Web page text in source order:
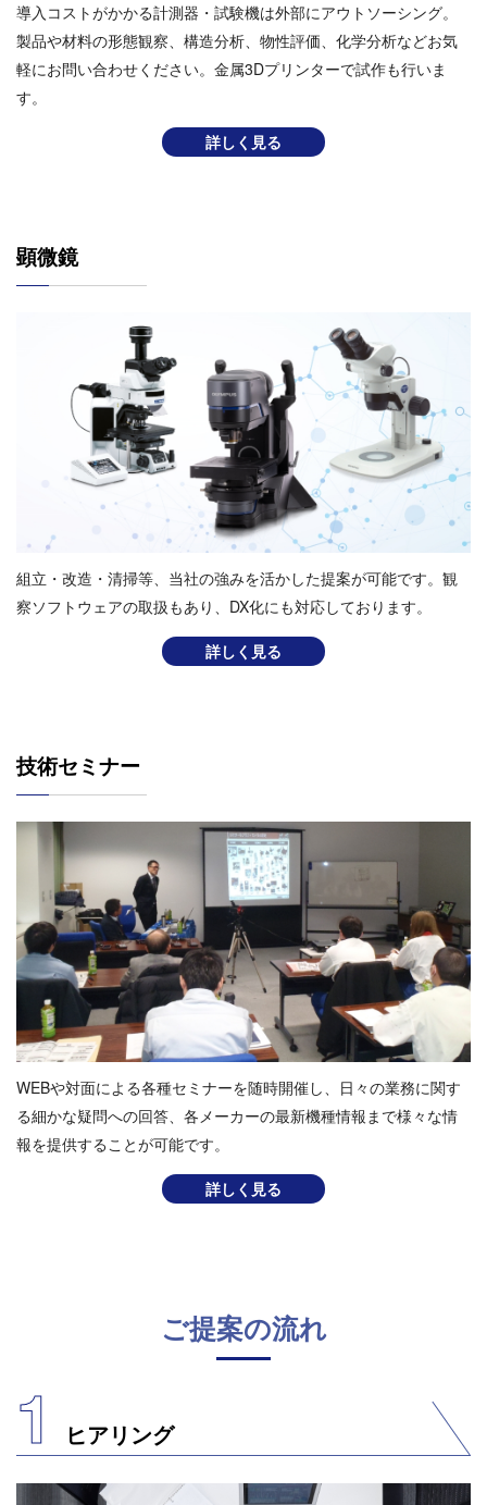
導⼊コストがかかる計測器・試験機は外部にアウトソーシング。
製品や材料の形態観察、構造分析、物性評価、化学分析などお気
軽にお問い合わせください。⾦属3Dプリンターで試作も⾏いま
す。
詳しく見る
顕微鏡
組⽴・改造・清掃等、当社の強みを活かした提案が可能です。観
察ソフトウェアの取扱もあり、DX化にも対応しております。
詳しく見る
技術セミナー
WEBや対⾯による各種セミナーを随時開催し、⽇々の業務に関す
る細かな疑問への回答、各メーカーの最新機種情報まで様々な情
報を提供することが可能です。
詳しく見る
ご提案の流れ
1 ヒアリング